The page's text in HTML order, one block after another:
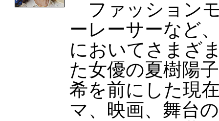
ファッション
ーレーサーなど
においてさまざ
た女優の夏樹陽
希を前にした現
マ、映画、舞台